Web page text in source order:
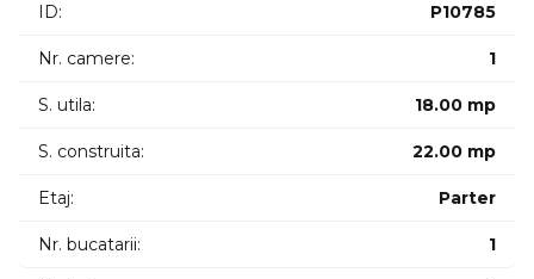
Pretabil pentru activitati comerciale tertiale sau de birou.
ID intern: 11328
ID: P10785
Nr. camere: 1
S. utila: 18.00 mp
S. construita: 22.00 mp
Etaj: Parter
Nr. bucatarii: 1